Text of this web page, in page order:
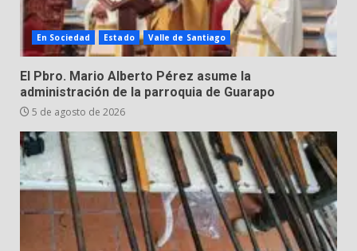
Emboscada a policías en Yuriria
31 de julio de 2026
En Sociedad Estado Valle de Santiago
El Pbro. Mario Alberto Pérez asume la
administración de la parroquia de Guarapo
5 de agosto de 2026